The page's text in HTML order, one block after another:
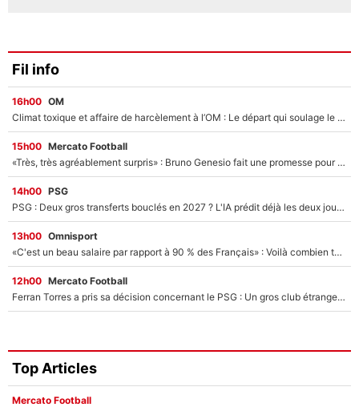
Fil info
16h00 OM
Climat toxique et affaire de harcèlement à l’OM : Le départ qui soulage le vestiaire de Bruno Genesio
15h00 Mercato Football
«Très, très agréablement surpris» : Bruno Genesio fait une promesse pour la suite du mercato de l’OM et rassure les supporters
14h00 PSG
PSG : Deux gros transferts bouclés en 2027 ? L'IA prédit déjà les deux joueurs qui pourraient rejoindre Luis Enrique !
13h00 Omnisport
«C'est un beau salaire par rapport à 90 % des Français» : Voilà combien touchait Nelson Monfort sur France Télévisions avant de rejoindre CNews
12h00 Mercato Football
Ferran Torres a pris sa décision concernant le PSG : Un gros club étranger prêt à relancer le feuilleton pour la signature du champion du monde 2026 !
Top Articles
Mercato Football